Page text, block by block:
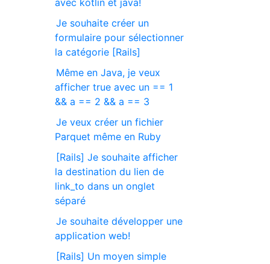
avec kotlin et java!
Je souhaite créer un
formulaire pour sélectionner
la catégorie [Rails]
Même en Java, je veux
afficher true avec un == 1
&& a == 2 && a == 3
Je veux créer un fichier
Parquet même en Ruby
[Rails] Je souhaite afficher
la destination du lien de
link_to dans un onglet
séparé
Je souhaite développer une
application web!
[Rails] Un moyen simple